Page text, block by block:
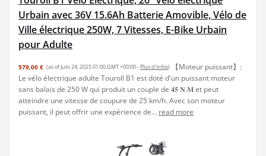
Urbain avec 36V 15.6Ah Batterie Amovible, Vélo de
Ville électrique 250W, 7 Vitesses, E-Bike Urbain
pour Adulte
579,00 € (as of juin 24, 2025 01:00 GMT +00:00 - Plus d’infos)
【Moteur puissant】:
Le vélo électrique adulte Touroll B1 est doté d'un puissant moteur
sans balais de 250 W qui produit un couple de 𝟒𝟓 𝐍.𝐌 et peut
atteindre une vitesse de coupure de 25 km/h. Avec son moteur
puissant, il peut offrir une expérience de... read more